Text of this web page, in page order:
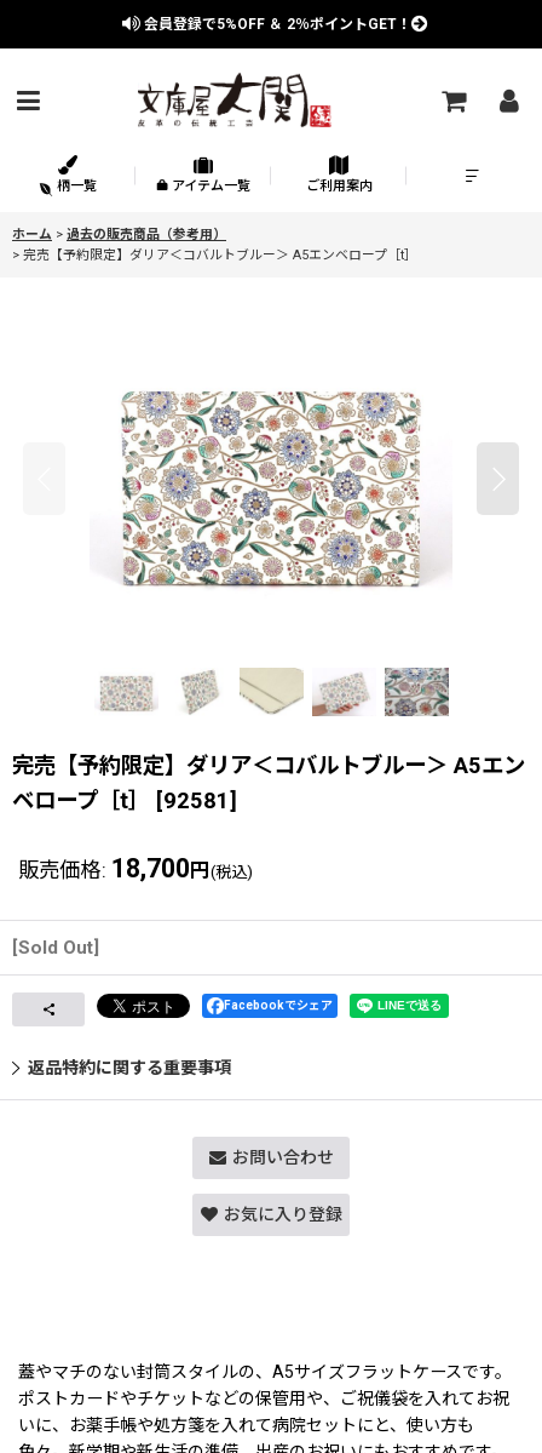
会員登録で5%OFF ＆ 2％ポイントGET！
柄一覧 アイテム一覧 ご利用案内
ホーム > 過去の販売商品（参考用）
> 完売【予約限定】ダリア＜コバルトブルー＞ A5エンベロープ［t］
完売【予約限定】ダリア＜コバルトブルー＞ A5エン
ベロープ［t］
[92581]
販売価格: 18,700 円 (税込)
[Sold Out]
Facebookでシェア
返品特約に関する重要事項
お問い合わせ
お気に入り登録
蓋やマチのない封筒スタイルの、A5サイズフラットケースです。
ポストカードやチケットなどの保管用や、ご祝儀袋を入れてお祝
いに、お薬手帳や処方箋を入れて病院セットにと、使い方も